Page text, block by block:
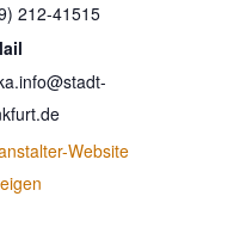
212-41515
Website